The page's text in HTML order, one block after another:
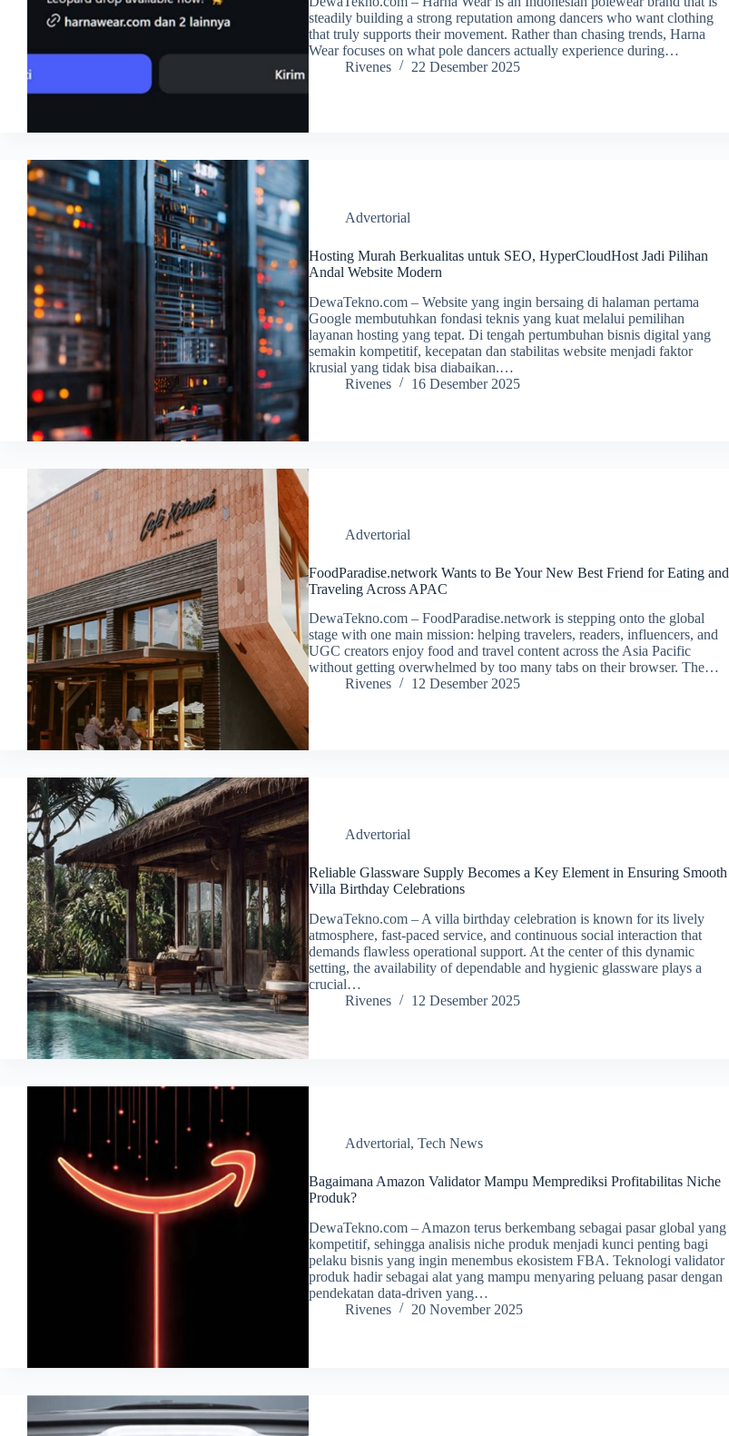
steadily building a strong reputation among dancers who want clothing
that truly supports their movement. Rather than chasing trends, Harna
Wear focuses on what pole dancers actually experience during…
Rivenes
22 Desember 2025
Advertorial
Hosting Murah Berkualitas untuk SEO, HyperCloudHost Jadi Pilihan
Andal Website Modern
DewaTekno.com – Website yang ingin bersaing di halaman pertama
Google membutuhkan fondasi teknis yang kuat melalui pemilihan
layanan hosting yang tepat. Di tengah pertumbuhan bisnis digital yang
semakin kompetitif, kecepatan dan stabilitas website menjadi faktor
krusial yang tidak bisa diabaikan.…
Rivenes
16 Desember 2025
Advertorial
FoodParadise.network Wants to Be Your New Best Friend for Eating and
Traveling Across APAC
DewaTekno.com – FoodParadise.network is stepping onto the global
stage with one main mission: helping travelers, readers, influencers, and
UGC creators enjoy food and travel content across the Asia Pacific
without getting overwhelmed by too many tabs on their browser. The…
Rivenes
12 Desember 2025
Advertorial
Reliable Glassware Supply Becomes a Key Element in Ensuring Smooth
Villa Birthday Celebrations
DewaTekno.com – A villa birthday celebration is known for its lively
atmosphere, fast-paced service, and continuous social interaction that
demands flawless operational support. At the center of this dynamic
setting, the availability of dependable and hygienic glassware plays a
crucial…
Rivenes
12 Desember 2025
Advertorial, Tech News
Bagaimana Amazon Validator Mampu Memprediksi Profitabilitas Niche
Produk?
DewaTekno.com – Amazon terus berkembang sebagai pasar global yang
kompetitif, sehingga analisis niche produk menjadi kunci penting bagi
pelaku bisnis yang ingin menembus ekosistem FBA. Teknologi validator
produk hadir sebagai alat yang mampu menyaring peluang pasar dengan
pendekatan data-driven yang…
Rivenes
20 November 2025